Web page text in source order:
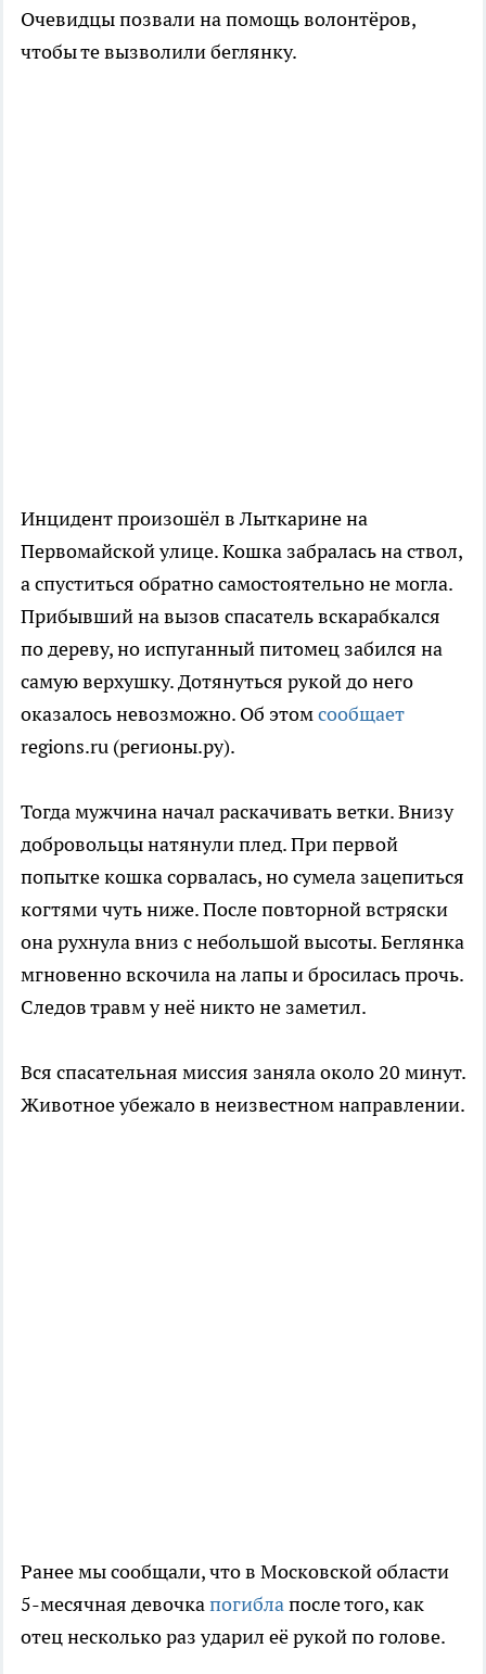
Очевидцы позвали на помощь волонтёров,
чтобы те вызволили беглянку.
Инцидент произошёл в Лыткарине на
Первомайской улице. Кошка забралась на ствол,
а спуститься обратно самостоятельно не могла.
Прибывший на вызов спасатель вскарабкался
по дереву, но испуганный питомец забился на
самую верхушку. Дотянуться рукой до него
оказалось невозможно. Об этомсообщает
regions.ru (регионы.ру).
Тогда мужчина начал раскачивать ветки. Внизу
добровольцы натянули плед. При первой
попытке кошка сорвалась, но сумела зацепиться
когтями чуть ниже. После повторной встряски
она рухнула вниз с небольшой высоты. Беглянка
мгновенно вскочила на лапы и бросилась прочь.
Следов травм у неё никто не заметил.
Вся спасательная миссия заняла около 20 минут.
Животное убежало в неизвестном направлении.
Ранее мы сообщали, что в Московской области
5-месячная девочкапогиблапосле того, как
отец несколько раз ударил её рукой по голове.